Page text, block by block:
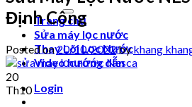
for:
Trang chủ
Sửa máy lọc nước
Thay Lõi Lọc Nước
Video hướng dẫn
Login
Định Công
Posted on20/10/2022bykhang
20
Th10